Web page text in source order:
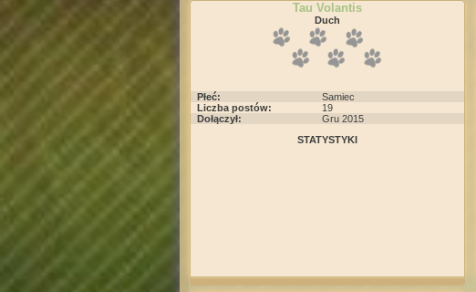
Tau Volantis
Duch
Płeć:
Samiec
Liczba postów:
19
Dołączył:
Gru 2015
STATYSTYKI